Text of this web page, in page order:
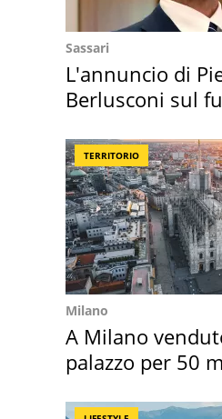
Sassari
L'annuncio di
Berlusconi sul
TERRITORIO
Milano
A Milano
palazzo per 50